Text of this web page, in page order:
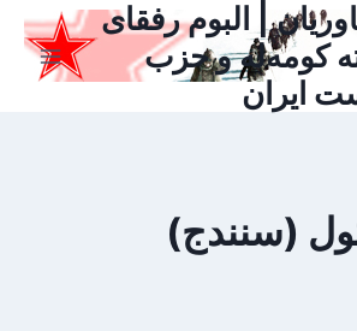
| البوم رفقای
کومه‌له و حزب
ایران
(سنندج)